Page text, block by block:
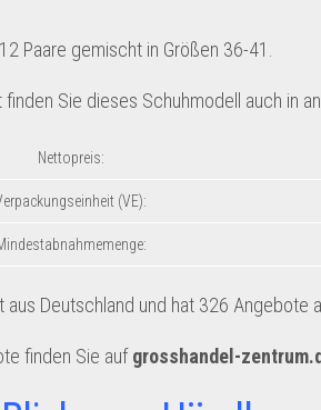
Paare gemischt in Größen 36-41.
Sie dieses Schuhmodell auch in
Nettopreis:
(VE):
aus Deutschland und hat 326 Angebote
finden Sie aufgrosshandel-